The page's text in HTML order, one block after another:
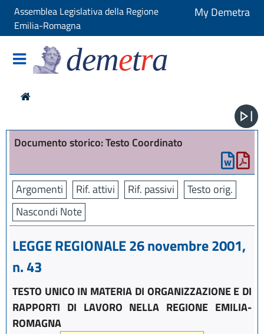
Assemblea Legislativa della Regione
Emilia-Romagna
My Demetra
demetra
Documento storico: Testo Coordinato
Argomenti Rif. attivi Rif. passivi
Testo orig.
Nascondi Note
LEGGE REGIONALE 26 novembre 2001,
n. 43
TESTO UNICO IN MATERIA DI ORGANIZZAZIONE E DI
RAPPORTI DI LAVORO NELLA REGIONE EMILIA-
ROMAGNA